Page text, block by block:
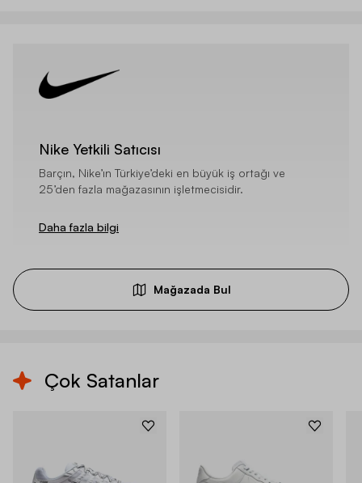
Nike Yetkili Satıcısı
Barçın, Nike’ın Türkiye’deki en büyük iş ortağı ve
25’den fazla mağazasının işletmecisidir.
Daha fazla bilgi
Mağazada Bul
Çok Satanlar